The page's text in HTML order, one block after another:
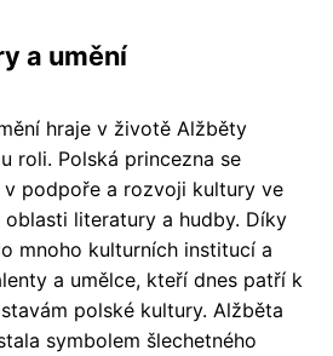
a umění
hraje v životě Alžběty
roli. Polská princezna se
v podpoře a rozvoji kultury ve
oblasti literatury a hudby. Díky
mnoho kulturních institucí a
a umělce, kteří dnes patří k
polské kultury. Alžběta
symbolem šlechetného